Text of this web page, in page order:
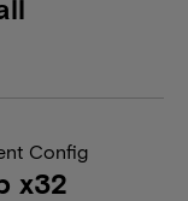
Config
x32